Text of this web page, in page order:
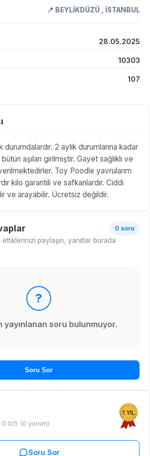
📍 BEYLİKDÜZÜ , İSTANBUL
28.05.2025
10303
107
durumdalardır. 2 aylık durumlarına kadar
aşıları girilmiştir. Gayet sağlıklı ve
Toy Poodle yavrularım
kilo garantili ve safkanlardır. Ciddi
ve arayabilir. Ücretsiz değildir.
0 soru
paylaşın, yanıtlar burada
?
yayınlanan soru bulunmuyor.
Soru Sor
0.0/5 (0 yorum)
1 YIL
Soru Sor